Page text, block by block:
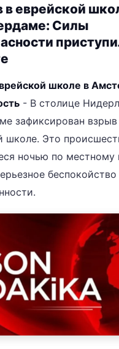
в еврейской
Силы
школе в
- В столице
зафиксирован взрыв
школе. Это
ночью по местному